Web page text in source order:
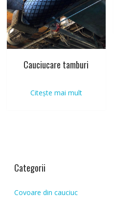
Cauciucare tamburi
Citește mai mult
Categorii
Covoare din cauciuc